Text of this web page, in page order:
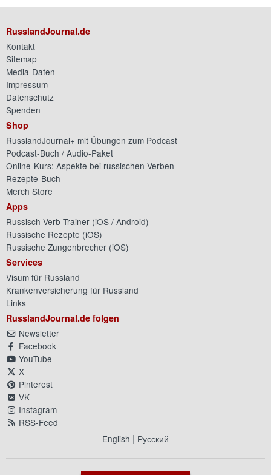
RusslandJournal.de
Kontakt
Sitemap
Media-Daten
Impressum
Datenschutz
Spenden
Shop
RusslandJournal+ mit Übungen zum Podcast
Podcast-Buch / Audio-Paket
Online-Kurs: Aspekte bei russischen Verben
Rezepte-Buch
Merch Store
Apps
Russisch Verb Trainer (iOS / Android)
Russische Rezepte (iOS)
Russische Zungenbrecher (iOS)
Services
Visum für Russland
Krankenversicherung für Russland
Links
RusslandJournal.de folgen
Newsletter
Facebook
YouTube
X
Pinterest
VK
Instagram
RSS-Feed
English | Русский